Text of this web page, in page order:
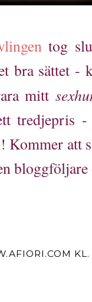
tog
bra sättet -
mitt
tredjepris
Kommer att
KL.